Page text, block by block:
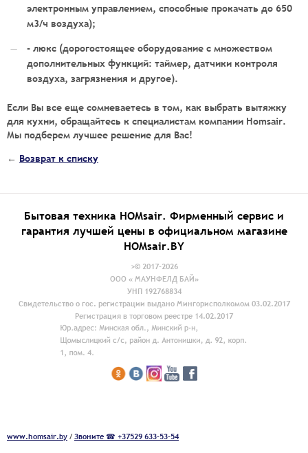
электронным управлением, способные прокачать до 650
м3/ч воздуха);
- люкс (дорогостоящее оборудование с множеством
дополнительных функций: таймер, датчики контроля
воздуха, загрязнения и другое).
Если Вы все еще сомневаетесь в том, как выбрать вытяжку
для кухни, обращайтесь к специалистам компании Homsair.
Мы подберем лучшее решение для Вас!
← Возврат к списку
Бытовая техника HOMsair. Фирменный сервис и
гарантия лучшей цены в официальном магазине
HOMsair.BY
>© 2017-2026
ООО « МАУНФЕЛД БАЙ»
УНП 192768834
Свидетельство о гос. регистрации выдано Мингорисполкомом 03.02.2017
Регистрация в торговом реестре 14.02.2017
www.homsair.by/Звоните ☎ +37529 633-53-54